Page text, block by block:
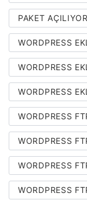
PAKET
WORDPRESS
WORDPRESS
WORDPRESS
WORDPRESS
WORDPRESS
WORDPRESS
WORDPRESS